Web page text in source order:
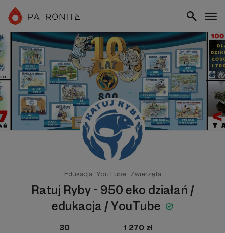
Edukacja YouTube Zwierzęta
Ratuj Ryby - 950 eko działań /
edukacja / YouTube
30
1 270 zł